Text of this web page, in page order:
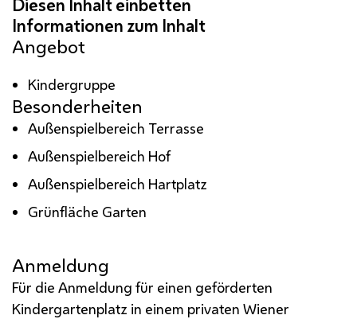
Angebot
Kindergruppe
Besonderheiten
Außenspielbereich Terrasse
Außenspielbereich Hof
Außenspielbereich Hartplatz
Grünfläche Garten
Anmeldung
Für die Anmeldung für einen geförderten
Kindergartenplatz in einem privaten Wiener